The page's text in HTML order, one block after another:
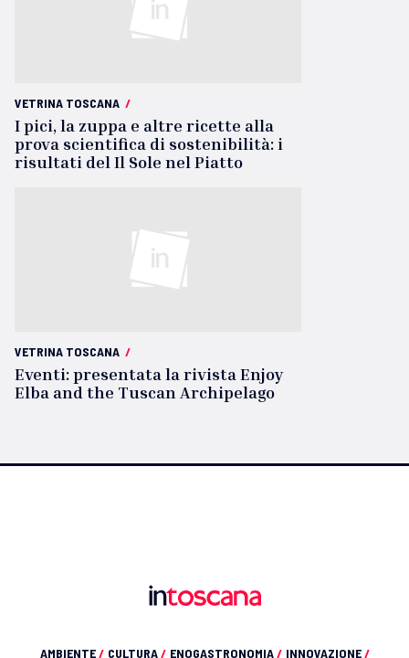
VETRINA TOSCANA /
I pici, la zuppa e altre ricette alla
prova scientifica di sostenibilità: i
risultati del Il Sole nel Piatto
VETRINA TOSCANA /
Eventi: presentata la rivista Enjoy
Elba and the Tuscan Archipelago
AMBIENTE/ CULTURA/ ENOGASTRONOMIA/ INNOVAZIONE/